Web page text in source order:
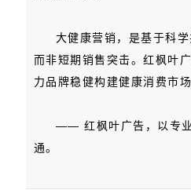
大健康营销，是基于科
而非短期销售突击。红枫叶
力品牌稳健构建健康消费市场
—— 红枫叶广告，以专
通。